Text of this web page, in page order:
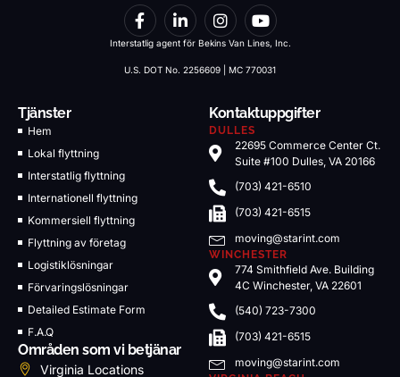
Interstatlig agent för Bekins Van Lines, Inc.
U.S. DOT No. 2256609 | MC 770031
Tjänster
Hem
Lokal flyttning
Interstatlig flyttning
Internationell flyttning
Kommersiell flyttning
Flyttning av företag
Logistiklösningar
Förvaringslösningar
Detailed Estimate Form
F.A.Q
Områden som vi betjänar
Virginia Locations
Kontaktuppgifter
DULLES
22695 Commerce Center Ct.
Suite #100 Dulles, VA 20166
(703) 421-6510
(703) 421-6515
moving@starint.com
WINCHESTER
774 Smithfield Ave. Building
4C Winchester, VA 22601
(540) 723-7300
(703) 421-6515
moving@starint.com